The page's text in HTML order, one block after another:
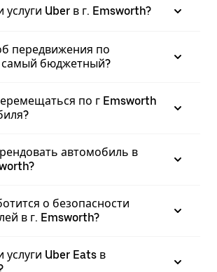
Uber в г. Emsworth?
передвижения по
самый бюджетный?
по г Emsworth
автомобиль в
о безопасности
в г. Emsworth?
услуги Uber Eats в